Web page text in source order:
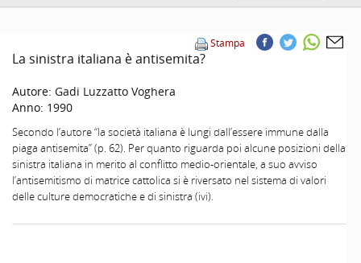
Stampa
La sinistra italiana è antisemita?
Autore: Gadi Luzzatto Voghera
Anno: 1990
Secondo l’autore “la società italiana è lungi dall’essere immune dalla
piaga antisemita” (p. 62). Per quanto riguarda poi alcune posizioni della
sinistra italiana in merito al conflitto medio-orientale, a suo avviso
l’antisemitismo di matrice cattolica si è riversato nel sistema di valori
delle culture democratiche e di sinistra (ivi).